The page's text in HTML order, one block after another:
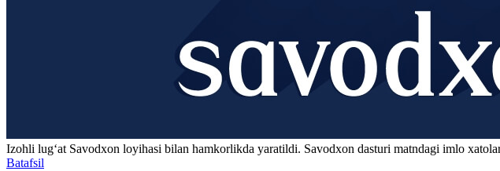
Izohli lugʻat Savodxon loyihasi bilan hamkorlikda yaratildi. Savodxon dasturi matndagi imlo
Batafsil